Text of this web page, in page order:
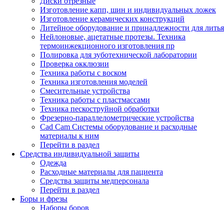
Изготовление капп, шин и индивидуальных ложек
Изготовление керамических конструкций
Литейное оборудование и принадлежности для литья
Нейлоновые, ацетатные протезы. Техника
термоинжекционного изготовления пр
Полировка для зуботехнической лаборатории
Проверка окклюзии
Техника работы с воском
Техника изготовления моделей
Смесительные устройства
Техника работы с пластмассами
Техника пескоструйной обработки
Фрезерно-параллелометрические устройства
Cad Cam Системы оборудование и расходные
материалы к ним
Перейти в раздел
Средства индивидуальной защиты
Одежда
Расходные материалы для пациента
Средства защиты медперсонала
Перейти в раздел
Боры и фрезы
Наборы боров